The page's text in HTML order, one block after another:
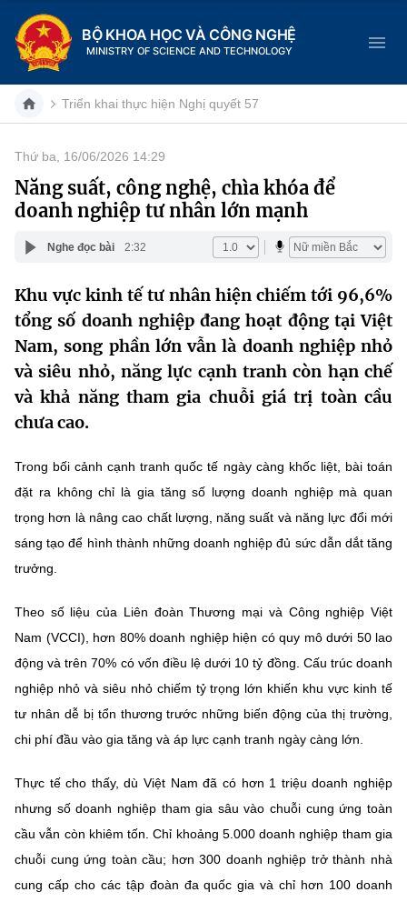
BỘ KHOA HỌC VÀ CÔNG NGHỆ
MINISTRY OF SCIENCE AND TECHNOLOGY
Danh mục
Trang chủ
Giới thiệu
Chức năng nhiệm vụ
Cơ cấu tổ chức
Lịch sử phát triển
Tin tức sự kiện
Khoa học và Công nghệ
Đổi mới sáng tạo
Bưu chính, Viễn thông
Sở hữu trí tuệ
Tiêu chuẩn, đo lường, chất lượng
Năng lượng nguyên tử
Tin tổng hợp
Dịch vụ công
Hệ thống văn bản
Văn bản QPPL
Văn bản chỉ đạo điều hành
Lấy ý kiến người dân về dự thảo VBQPPL
MST IOFFICE
THỐNG KÊ
Khoa học và Công nghệ
Bưu chính, Viễn thông
Sở hữu trí tuệ
Tiêu chuẩn, đo lường, chất lượng
Năng lượng nguyên tử
Multimedia
THƯ ĐIỆN TỬ
Infographic
Voice
Nhiệm vụ trọng tâm
Vietnamese English
Triển khai thực hiện Nghị quyết 57
Thứ ba, 16/06/2026 14:29
Năng suất, công nghệ, chìa khóa để
doanh nghiệp tư nhân lớn mạnh
Nghe đọc bài 2:32
Khu vực kinh tế tư nhân hiện chiếm tới 96,6%
tổng số doanh nghiệp đang hoạt động tại Việt
Nam, song phần lớn vẫn là doanh nghiệp nhỏ
và siêu nhỏ, năng lực cạnh tranh còn hạn chế
và khả năng tham gia chuỗi giá trị toàn cầu
chưa cao.
Trong bối cảnh cạnh tranh quốc tế ngày càng khốc liệt, bài toán
đặt ra không chỉ là gia tăng số lượng doanh nghiệp mà quan
trọng hơn là nâng cao chất lượng, năng suất và năng lực đổi mới
sáng tạo để hình thành những doanh nghiệp đủ sức dẫn dắt tăng
trưởng.
Theo số liệu của Liên đoàn Thương mại và Công nghiệp Việt
Nam (VCCI), hơn 80% doanh nghiệp hiện có quy mô dưới 50 lao
động và trên 70% có vốn điều lệ dưới 10 tỷ đồng. Cấu trúc doanh
nghiệp nhỏ và siêu nhỏ chiếm tỷ trọng lớn khiến khu vực kinh tế
tư nhân dễ bị tổn thương trước những biến động của thị trường,
chi phí đầu vào gia tăng và áp lực cạnh tranh ngày càng lớn.
Thực tế cho thấy, dù Việt Nam đã có hơn 1 triệu doanh nghiệp
nhưng số doanh nghiệp tham gia sâu vào chuỗi cung ứng toàn
cầu vẫn còn khiêm tốn. Chỉ khoảng 5.000 doanh nghiệp tham gia
chuỗi cung ứng toàn cầu; hơn 300 doanh nghiệp trở thành nhà
cung cấp cho các tập đoàn đa quốc gia và chỉ hơn 100 doanh